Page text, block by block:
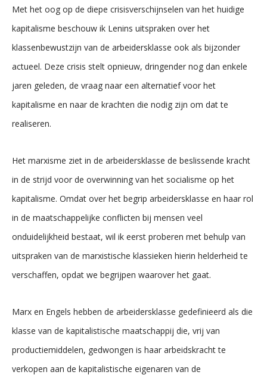
Met het oog op de diepe crisisverschijnselen van het huidige
kapitalisme beschouw ik Lenins uitspraken over het
klassenbewustzijn van de arbeidersklasse ook als bijzonder
actueel. Deze crisis stelt opnieuw, dringender nog dan enkele
jaren geleden, de vraag naar een alternatief voor het
kapitalisme en naar de krachten die nodig zijn om dat te
realiseren.
Het marxisme ziet in de arbeidersklasse de beslissende kracht
in de strijd voor de overwinning van het socialisme op het
kapitalisme. Omdat over het begrip arbeidersklasse en haar rol
in de maatschappelijke conflicten bij mensen veel
onduidelijkheid bestaat, wil ik eerst proberen met behulp van
uitspraken van de marxistische klassieken hierin helderheid te
verschaffen, opdat we begrijpen waarover het gaat.
Marx en Engels hebben de arbeidersklasse gedefinieerd als die
klasse van de kapitalistische maatschappij die, vrij van
productiemiddelen, gedwongen is haar arbeidskracht te
verkopen aan de kapitalistische eigenaren van de